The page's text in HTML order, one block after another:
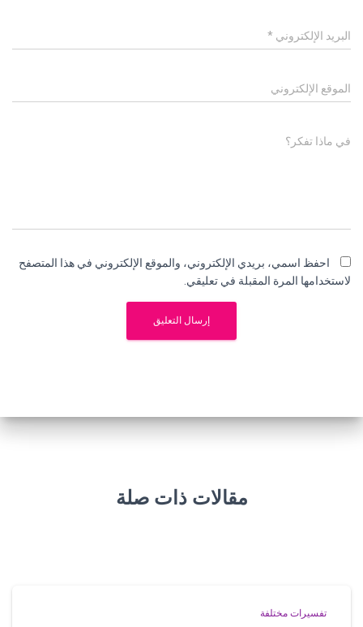
البريد الإلكتروني *
الموقع الإلكتروني
في ماذا تفكر؟
احفظ اسمي، بريدي الإلكتروني، والموقع الإلكتروني في هذا المتصفح
لاستخدامها المرة المقبلة في تعليقي.
مقالات ذات صلة
تفسيرات مختلفة